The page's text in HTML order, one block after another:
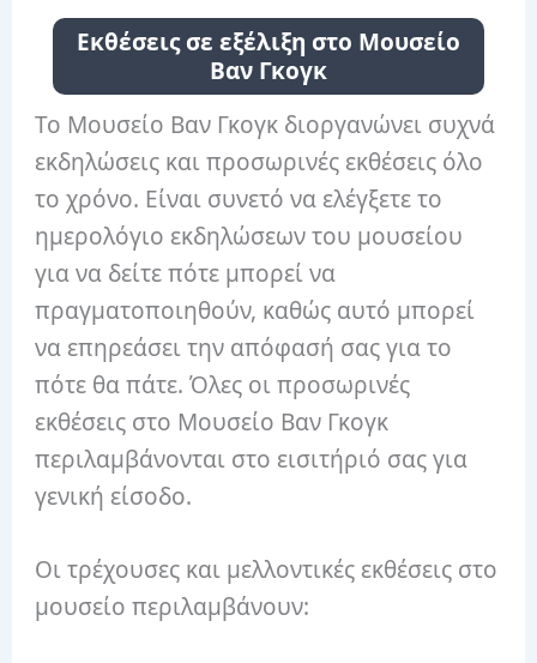
Εκθέσεις σε εξέλιξη στο Μουσείο
Βαν Γκογκ
Το Μουσείο Βαν Γκογκ διοργανώνει συχνά
εκδηλώσεις και προσωρινές εκθέσεις όλο
το χρόνο. Είναι συνετό να ελέγξετε το
ημερολόγιο εκδηλώσεων του μουσείου
για να δείτε πότε μπορεί να
πραγματοποιηθούν, καθώς αυτό μπορεί
να επηρεάσει την απόφασή σας για το
πότε θα πάτε. Όλες οι προσωρινές
εκθέσεις στο Μουσείο Βαν Γκογκ
περιλαμβάνονται στο εισιτήριό σας για
γενική είσοδο.
Οι τρέχουσες και μελλοντικές εκθέσεις στο
μουσείο περιλαμβάνουν: